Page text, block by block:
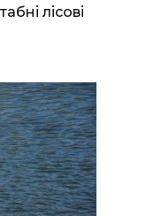
лісові